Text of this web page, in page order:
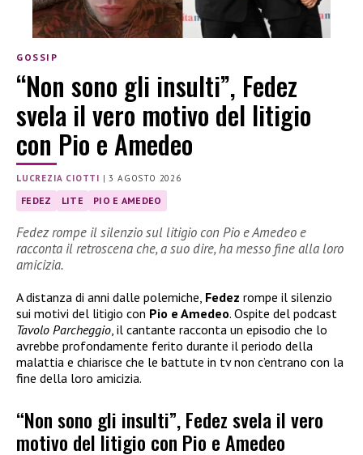
GOSSIP
“Non sono gli insulti”, Fedez
svela il vero motivo del litigio
con Pio e Amedeo
LUCREZIA CIOTTI |3 AGOSTO 2026
FEDEZ LITE PIO E AMEDEO
Fedez rompe il silenzio sul litigio con Pio e Amedeo e
racconta il retroscena che, a suo dire, ha messo fine alla loro
amicizia.
A distanza di anni dalle polemiche, Fedez rompe il silenzio
sui motivi del litigio con Pio e Amedeo. Ospite del podcast
Tavolo Parcheggio, il cantante racconta un episodio che lo
avrebbe profondamente ferito durante il periodo della
malattia e chiarisce che le battute in tv non c’entrano con la
fine della loro amicizia.
“Non sono gli insulti”, Fedez svela il vero
motivo del litigio con Pio e Amedeo